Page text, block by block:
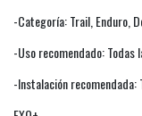
-Categoría: Trail, Enduro,
-Uso recomendado: Todas
-Instalación recomendada: